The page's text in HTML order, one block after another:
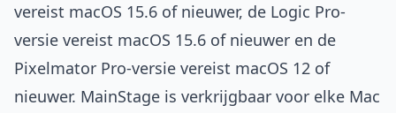
vereist macOS 15.6 of nieuwer, de Logic Pro-
versie vereist macOS 15.6 of nieuwer en de
Pixelmator Pro-versie vereist macOS 12 of
nieuwer. MainStage is verkrijgbaar voor elke Mac